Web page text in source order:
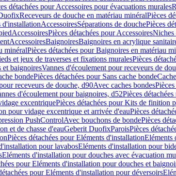
détachées pour Accessoires pour évacuations murales
Receveurs de douche en matériau minéralPièces
d'installationAccessoiresSéparations de douchePièces
AccessoiresPièces détachées pour AccessoiresNiches
AccessoiresBaignoiresBaignoires en acrylique
minéralPièces détachées pour Baignoires en matériau
et jeux de traverses et fixations muralesPièces
et baignoiresVannes d'écoulement pour receveurs de
bondePièces détachées pour Sans cache bonde
receveurs de douche, d90Avec caches bondes
d'écoulement pour baignoires, d52Pièces
excentriquePièces détachées pour Kits de finition
pour vidage excentrique et arrivée d'eauPièces
PushControlAvec bouchons de bondePièces
et de chasse d'eauGeberit DuofixParoisPièces
Pièces détachées pour Eléments d'installationEléments
pour lavabosEléments d'installation pour
Eléments d'installation pour douches avec évacuation
pour Eléments d'installation pour douches et
pour Eléments d'installation pour déversoirs